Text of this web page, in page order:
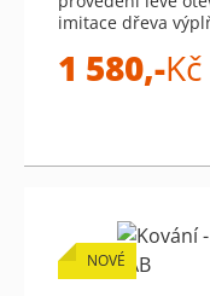
imitace dřeva
1 580,-Kč
NOVÉ